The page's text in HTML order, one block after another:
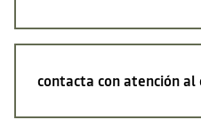
contacta con atención al